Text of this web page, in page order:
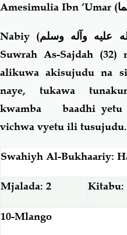
Amesimulia Ibn ‘Umar
Nabiy (عليه وآله وسلم
Suwrah As-Sajdah
alikuwa akisujudu na
naye, tukawa
kwamba baadhi yetu
vichwa vyetu ili tusujudu.
Swahiyh Al-Bukhaariy:
Mjalada: 2 Kitabu:
10-Mlango